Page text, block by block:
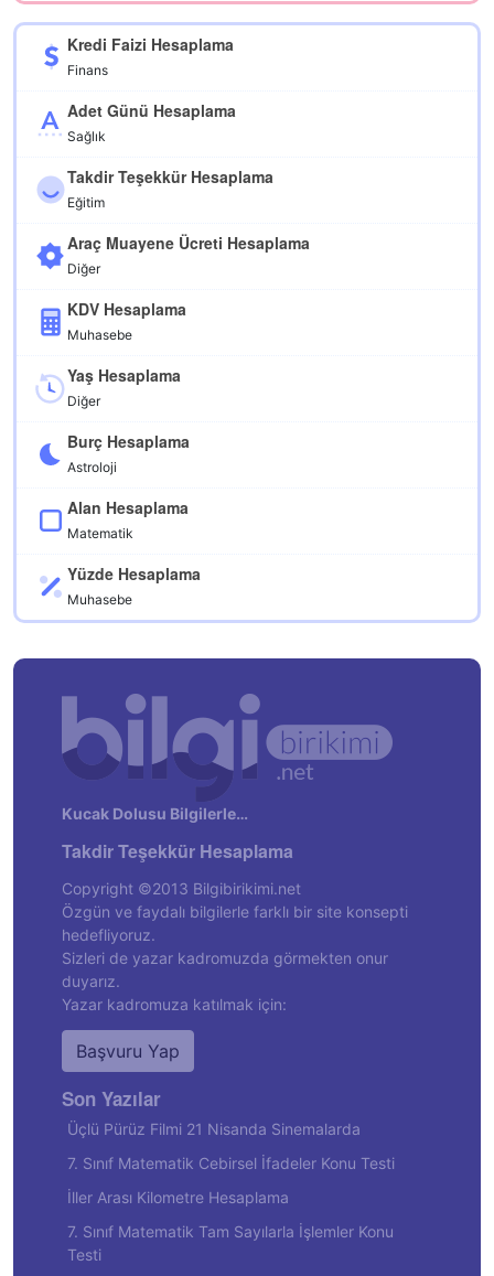
Kredi Faizi Hesaplama
Finans
Adet Günü Hesaplama
Sağlık
Takdir Teşekkür Hesaplama
Eğitim
Araç Muayene Ücreti Hesaplama
Diğer
KDV Hesaplama
Muhasebe
Yaş Hesaplama
Diğer
Burç Hesaplama
Astroloji
Alan Hesaplama
Matematik
Yüzde Hesaplama
Muhasebe
Kucak Dolusu Bilgilerle…
Takdir Teşekkür Hesaplama
Copyright ©2013 Bilgibirikimi.net
Özgün ve faydalı bilgilerle farklı bir site konsepti
hedefliyoruz.
Sizleri de yazar kadromuzda görmekten onur
duyarız.
Yazar kadromuza katılmak için:
Başvuru Yap
Son Yazılar
Üçlü Pürüz Filmi 21 Nisanda Sinemalarda
7. Sınıf Matematik Cebirsel İfadeler Konu Testi
İller Arası Kilometre Hesaplama
7. Sınıf Matematik Tam Sayılarla İşlemler Konu
Testi